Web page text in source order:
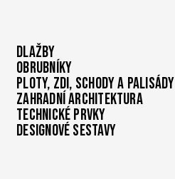
Dlažby
Obrubníky
Ploty, zdi, schody a palisády
Zahradní architektura
Technické prvky
Designové sestavy